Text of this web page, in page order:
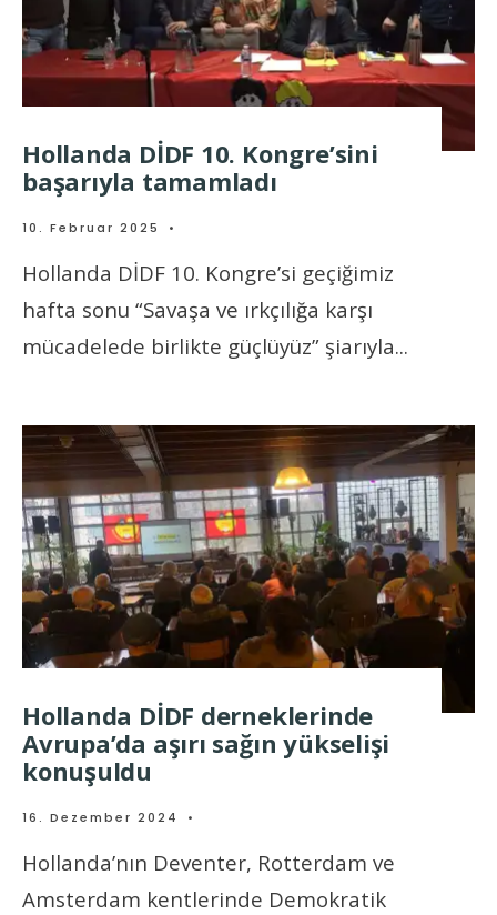
Hollanda DİDF 10. Kongre’sini
başarıyla tamamladı
10. Februar 2025 •
Hollanda DİDF 10. Kongre’si geçiğimiz
hafta sonu “Savaşa ve ırkçılığa karşı
mücadelede birlikte güçlüyüz” şiarıyla...
Hollanda DİDF derneklerinde
Avrupa’da aşırı sağın yükselişi
konuşuldu
16. Dezember 2024 •
Hollanda’nın Deventer, Rotterdam ve
Amsterdam kentlerinde Demokratik